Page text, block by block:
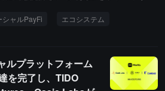
、The Open Platform（TOP）、およ
一部として、このプログラムはプロジ
するために、最大 1000 万ドルの資金サ
テムの重要な要素として、暗号資産の
をさらに推進します。さらに、UXLIN
のカードの発行にブロックチェーン技
シャルPayFi エコシステム
ルプラットフォーム
を完了し、TIDO